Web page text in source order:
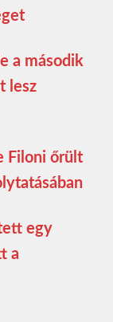
a második
lesz
Filoni őrült
egy
a